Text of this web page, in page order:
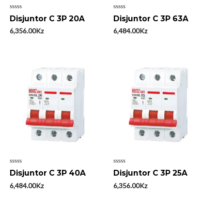
Avaliação
0
de
5
Disjuntor C 3P 20A
6,356.00Kz
Avaliação
0
de
5
Disjuntor C 3P 63A
6,484.00Kz
Avaliação
0
de
5
Disjuntor C 3P 40A
6,484.00Kz
Avaliação
0
de
5
Disjuntor C 3P 25A
6,356.00Kz